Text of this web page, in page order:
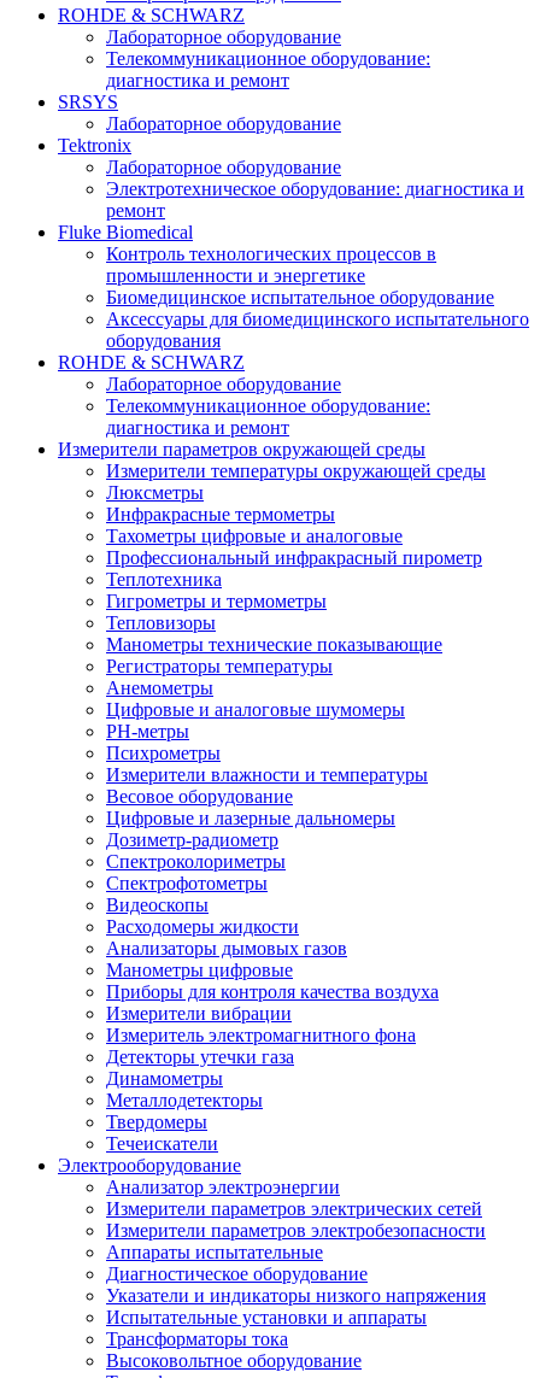
ROHDE & SCHWARZ
Лабораторное оборудование
Телекоммуникационное оборудование:
диагностика и ремонт
SRSYS
Лабораторное оборудование
Tektronix
Лабораторное оборудование
Электротехническое оборудование: диагностика и
ремонт
Fluke Biomedical
Контроль технологических процессов в
промышленности и энергетике
Биомедицинское испытательное оборудование
Аксессуары для биомедицинского испытательного
оборудования
ROHDE & SCHWARZ
Лабораторное оборудование
Телекоммуникационное оборудование:
диагностика и ремонт
Измерители параметров окружающей среды
Измерители температуры окружающей среды
Люксметры
Инфракрасные термометры
Тахометры цифровые и аналоговые
Профессиональный инфракрасный пирометр
Теплотехника
Гигрометры и термометры
Тепловизоры
Манометры технические показывающие
Регистраторы температуры
Анемометры
Цифровые и аналоговые шумомеры
PH-метры
Психрометры
Измерители влажности и температуры
Весовое оборудование
Цифровые и лазерные дальномеры
Дозиметр-радиометр
Спектроколориметры
Спектрофотометры
Видеоскопы
Расходомеры жидкости
Анализаторы дымовых газов
Манометры цифровые
Приборы для контроля качества воздуха
Измерители вибрации
Измеритель электромагнитного фона
Детекторы утечки газа
Динамометры
Металлодетекторы
Твердомеры
Течеискатели
Электрооборудование
Анализатор электроэнергии
Измерители параметров электрических сетей
Измерители параметров электробезопасности
Аппараты испытательные
Диагностическое оборудование
Указатели и индикаторы низкого напряжения
Испытательные установки и аппараты
Трансформаторы тока
Высоковольтное оборудование